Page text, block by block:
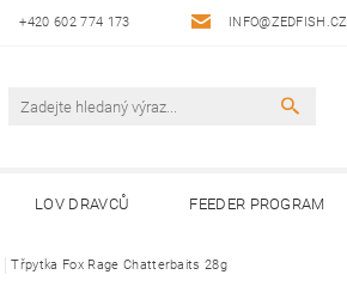
+420 602 774 173 INFO@ZEDFISH.CZ
LOV DRAVCŮ FEEDER PROGRAM
Třpytka Fox Rage Chatterbaits 28g